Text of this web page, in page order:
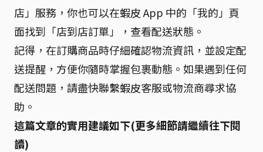
店」服務，你也可以在蝦皮 App 中的「我的」頁
面找到「店到店訂單」，查看配送狀態。
記得，在訂購商品時仔細確認物流資訊，並設定配
送提醒，方便你隨時掌握包裹動態。如果遇到任何
配送問題，請盡快聯繫蝦皮客服或物流商尋求協
助。
這篇文章的實用建議如下(更多細節請繼續往下閱
讀)